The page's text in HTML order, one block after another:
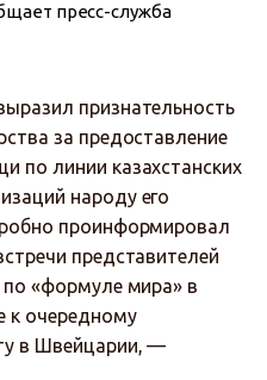
пресс-служба
признательность
за предоставление
по линии казахстанских
народу его
проинформировал
представителей
по «формуле мира» в
к очередному
в Швейцарии, —